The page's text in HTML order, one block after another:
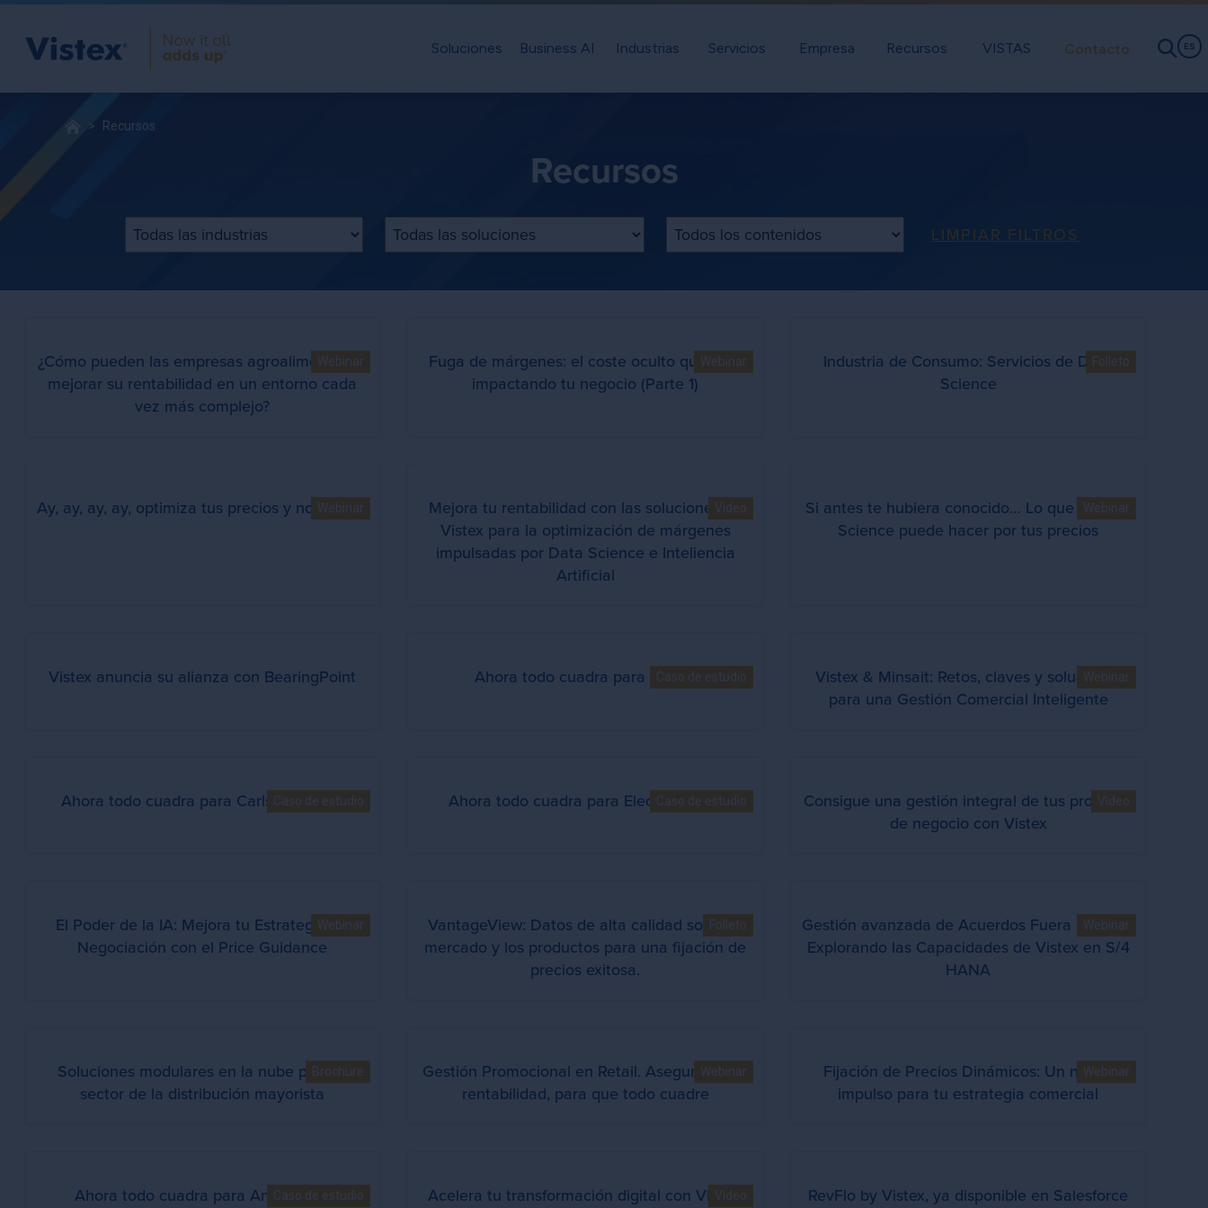
ES
Soluciones Business AI Industrias Servicios Empresa Recursos VISTAS Contacto
Recursos
Recursos
Filtrar por industria Filtrar por solución Filtrar por tipo de contenido LIMPIAR FILTROS
Webinar
¿Cómo pueden las empresas agroalimentarias
mejorar su rentabilidad en un entorno cada
vez más complejo?
Webinar
Fuga de márgenes: el coste oculto que está
impactando tu negocio (Parte 1)
Folleto
Industria de Consumo: Servicios de Data
Science
Webinar
Ay, ay, ay, ay, optimiza tus precios y no llores… Video
Mejora tu rentabilidad con las soluciones de
Vistex para la optimización de márgenes
impulsadas por Data Science e Inteliencia
Artificial
Webinar
Si antes te hubiera conocido… Lo que el Data
Science puede hacer por tus precios
Vistex anuncia su alianza con BearingPoint Caso de estudio
Ahora todo cuadra para Jealsa Webinar
Vistex & Minsait: Retos, claves y soluciones
para una Gestión Comercial Inteligente
Caso de estudio
Ahora todo cuadra para Carlsberg Italia Caso de estudio
Ahora todo cuadra para Electro Dépôt Video
Consigue una gestión integral de tus procesos
de negocio con Vistex
Webinar
El Poder de la IA: Mejora tu Estrategia de
Negociación con el Price Guidance
Folleto
VantageView: Datos de alta calidad sobre el
mercado y los productos para una fijación de
precios exitosa.
Webinar
Gestión avanzada de Acuerdos Fuera Factura:
Explorando las Capacidades de Vistex en S/4
HANA
Brochure
Soluciones modulares en la nube para el
sector de la distribución mayorista
Webinar
Gestión Promocional en Retail. Asegurando la
rentabilidad, para que todo cuadre
Webinar
Fijación de Precios Dinámicos: Un nuevo
impulso para tu estrategia comercial
Caso de estudio
Ahora todo cuadra para Antalis S.A. Video
Acelera tu transformación digital con Vistex:
RevFlo by Vistex, ya disponible en Salesforce